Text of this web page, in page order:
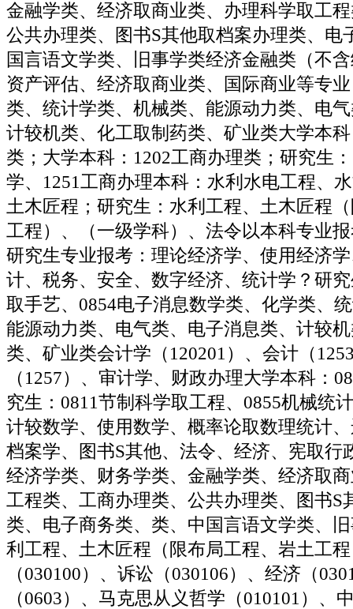
金融学类、经济取商业类、办理科学取工
公共办理类、图书S其他取档案办理类、电
国言语文学类、旧事学类经济金融类（不
资产评估、经济取商业类、国际商业等专
类、统计学类、机械类、能源动力类、电
计较机类、化工取制药类、矿业类大学本
类；大学本科：1202工商办理类；研究生
学、1251工商办理本科：水利水电工程、
土木匠程；研究生：水利工程、土木匠程
工程）、（一级学科）、法令以本科专业
研究生专业报考：理论经济学、使用经济
计、税务、安全、数字经济、统计学？研
取手艺、0854电子消息数学类、化学类、
能源动力类、电气类、电子消息类、计较
类、矿业类会计学（120201）、会计（
（1257）、审计学、财政办理大学本科：
究生：0811节制科学取工程、0855机械统
计较数学、使用数学、概率论取数理统计
档案学、图书S其他、法令、经济、宪取行
经济学类、财务学类、金融学类、经济取
工程类、工商办理类、公共办理类、图书S
类、电子商务类、类、中国言语文学类、
利工程、土木匠程（限布局工程、岩土工
（030100）、诉讼（030106）、经济（
（0603）、马克思从义哲学（010101）、